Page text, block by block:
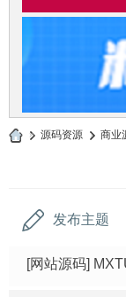
» 源码资源 › 商业
发布主题
[网站源码]